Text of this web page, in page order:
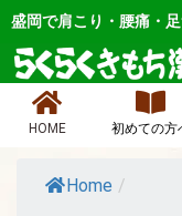
内
を
盛岡で肩こり・腰痛・
HOME 初めての方
Home /